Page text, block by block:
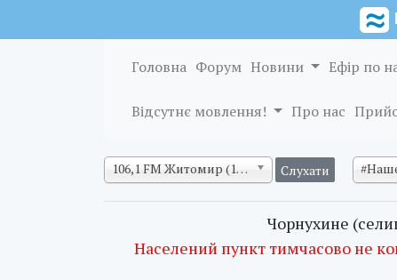
Головна Форум Новини Ефір по
Відсутнє мовлення! Про нас
106,1 FM Житомир (128 кб/с)
Чорнухине
Населений пункт тимчасово не